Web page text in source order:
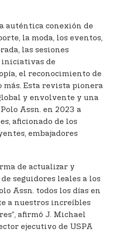
auténtica conexión de
la moda, los eventos,
las sesiones
iniciativas de
el reconocimiento de
más. Esta revista pionera
y envolvente y una
Assn. en 2023 a
aficionado de los
embajadores
de actualizar y
seguidores leales a los
Assn. todos los días en
a nuestros increíbles
afirmó J. Michael
ejecutivo de USPA